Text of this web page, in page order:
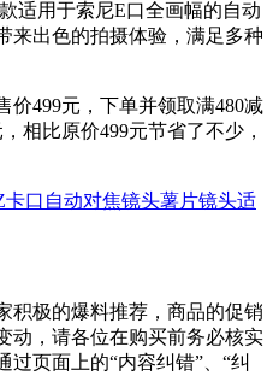
适用于索尼E口全画幅的自动
来出色的拍摄体验，满足多种
价499元，下单并领取满480减
相比原价499元节省了不少，
卡口自动对焦镜头薯片镜头适
积极的爆料推荐，商品的促销
动，请各位在购买前务必核实
页面上的“内容纠错”、“纠